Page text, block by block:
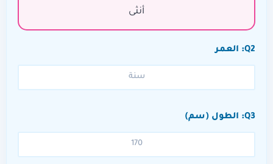
أنثى
Q2: العمر
Q3: الطول (سم)